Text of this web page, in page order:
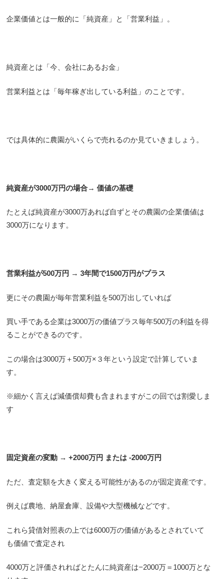
企業価値とは一般的に「純資産」と「営業利益」。
純資産とは「今、会社にあるお金」
営業利益とは「毎年稼ぎ出している利益」のことです。
では具体的に農園がいくらで売れるのか見ていきましょう。
純資産が3000万円の場合→ 価値の基礎
たとえば純資産が3000万あれば自ずとその農園の企業価値は
3000万になります。
営業利益が500万円 → 3年間で1500万円がプラス
更にその農園が毎年営業利益を500万出していれば
買い手である企業は3000万の価値プラス毎年500万の利益を得
ることができるのです。
この場合は3000万＋500万×３年という設定で計算していま
す。
※細かく言えば減価償却費も含まれますがこの回では割愛しま
す
固定資産の変動 → +2000万円 または -2000万円
ただ、査定額を大きく変える可能性があるのが固定資産です。
例えば農地、納屋倉庫、設備や大型機械などです。
これら貸借対照表の上では6000万の価値があるとされていて
も価値で査定され
4000万と評価されればとたんに純資産は−2000万＝1000万とな